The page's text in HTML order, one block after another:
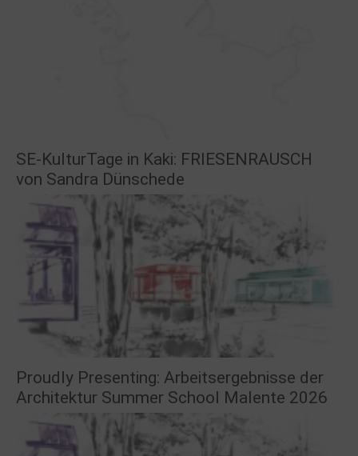
SE-KulturTage in Kaki: FRIESENRAUSCH
von Sandra Dünschede
Proudly Presenting: Arbeitsergebnisse der
Architektur Summer School Malente 2026